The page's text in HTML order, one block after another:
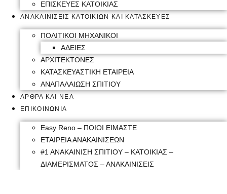
ΕΠΙΣΚΕΥΕΣ ΚΑΤΟΙΚΙΑΣ
ΑΝΑΚΑΙΝΙΣΕΙΣ ΚΑΤΟΙΚΙΩΝ ΚΑΙ ΚΑΤΑΣΚΕΥΕΣ
ΠΟΛΙΤΙΚΟΙ ΜΗΧΑΝΙΚΟΙ
ΑΔΕΙΕΣ
ΑΡΧΙΤΕΚΤΟΝΕΣ
ΚΑΤΑΣΚΕΥΑΣΤΙΚΗ ΕΤΑΙΡΕΙΑ
ΑΝΑΠΑΛΑΙΩΣΗ ΣΠΙΤΙΟΥ
ΑΡΘΡΑ ΚΑΙ ΝΕΑ
ΕΠΙΚΟΙΝΩΝΙΑ
Easy Reno – ΠΟΙΟΙ ΕΙΜΑΣΤΕ
ΕΤΑΙΡΕΙΑ ΑΝΑΚΑΙΝΙΣΕΩΝ
#1 ΑΝΑΚΑΙΝΙΣΗ ΣΠΙΤΙΟΥ – ΚΑΤΟΙΚΙΑΣ –
ΔΙΑΜΕΡΙΣΜΑΤΟΣ – ΑΝΑΚΑΙΝΙΣΕΙΣ